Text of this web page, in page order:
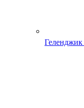
Геленджик